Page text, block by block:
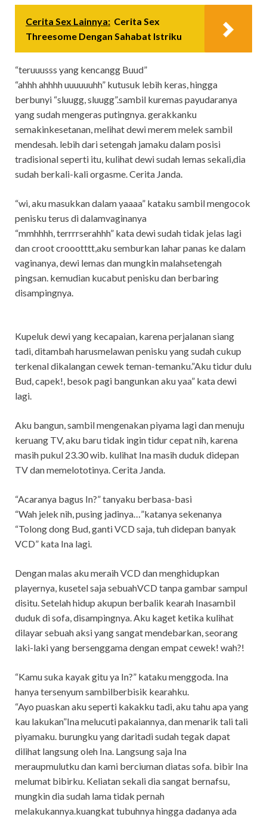
Cerita Sex Lainnya: Cerita Sex
Threesome Dengan Sahabat Istriku
“teruuusss yang kencangg Buud”
“ahhh ahhhh uuuuuuhh” kutusuk lebih keras, hingga
berbunyi “sluugg, sluugg”.sambil kuremas payudaranya
yang sudah mengeras putingnya. gerakkanku
semakinkesetanan, melihat dewi merem melek sambil
mendesah. lebih dari setengah jamaku dalam posisi
tradisional seperti itu, kulihat dewi sudah lemas sekali,dia
sudah berkali-kali orgasme. Cerita Janda.
“wi, aku masukkan dalam yaaaa” kataku sambil mengocok
penisku terus di dalamvaginanya
“mmhhhh, terrrrserahhh” kata dewi sudah tidak jelas lagi
dan croot croootttt,aku semburkan lahar panas ke dalam
vaginanya, dewi lemas dan mungkin malahsetengah
pingsan. kemudian kucabut penisku dan berbaring
disampingnya.
Kupeluk dewi yang kecapaian, karena perjalanan siang
tadi, ditambah harusmelawan penisku yang sudah cukup
terkenal dikalangan cewek teman-temanku.”Aku tidur dulu
Bud, capek!, besok pagi bangunkan aku yaa” kata dewi
lagi.
Aku bangun, sambil mengenakan piyama lagi dan menuju
keruang TV, aku baru tidak ingin tidur cepat nih, karena
masih pukul 23.30 wib. kulihat Ina masih duduk didepan
TV dan memelototinya. Cerita Janda.
“Acaranya bagus In?” tanyaku berbasa-basi
“Wah jelek nih, pusing jadinya…”katanya sekenanya
“Tolong dong Bud, ganti VCD saja, tuh didepan banyak
VCD” kata Ina lagi.
Dengan malas aku meraih VCD dan menghidupkan
playernya, kusetel saja sebuahVCD tanpa gambar sampul
disitu. Setelah hidup akupun berbalik kearah Inasambil
duduk di sofa, disampingnya. Aku kaget ketika kulihat
dilayar sebuah aksi yang sangat mendebarkan, seorang
laki-laki yang bersenggama dengan empat cewek! wah?!
“Kamu suka kayak gitu ya In?” kataku menggoda. Ina
hanya tersenyum sambilberbisik kearahku.
“Ayo puaskan aku seperti kakakku tadi, aku tahu apa yang
kau lakukan”Ina melucuti pakaiannya, dan menarik tali tali
piyamaku. burungku yang daritadi sudah tegak dapat
dilihat langsung oleh Ina. Langsung saja Ina
meraupmulutku dan kami berciuman diatas sofa. bibir Ina
melumat bibirku. Keliatan sekali dia sangat bernafsu,
mungkin dia sudah lama tidak pernah
melakukannya.kuangkat tubuhnya hingga dadanya ada